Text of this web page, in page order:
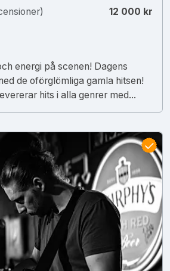
12 000 kr
energi på scenen! Dagens
de oförglömliga gamla hitsen!
hits i alla genrer med...